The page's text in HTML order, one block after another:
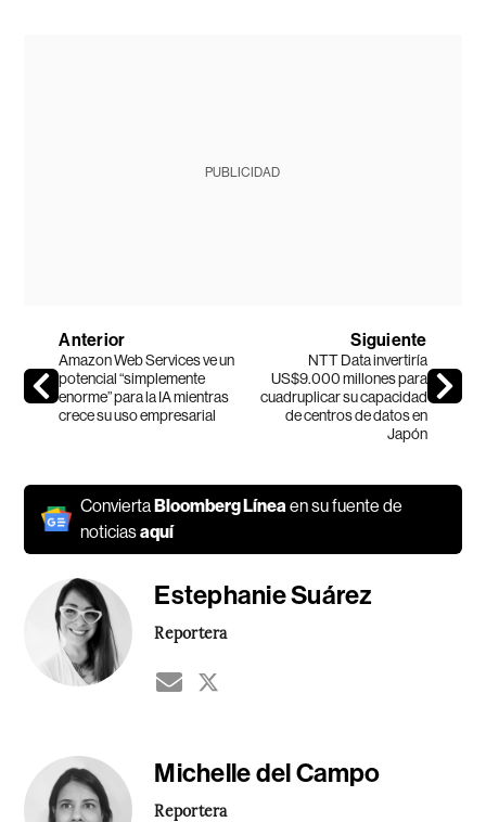
PUBLICIDAD
Anterior
Amazon Web Services ve un
potencial “simplemente
enorme” para la IA mientras
crece su uso empresarial
Siguiente
NTT Data invertiría
US$9.000 millones para
cuadruplicar su capacidad
de centros de datos en
Japón
ConviertaBloomberg Línea en su fuente de
noticiasaquí
Estephanie Suárez
Reportera
Michelle del Campo
Reportera